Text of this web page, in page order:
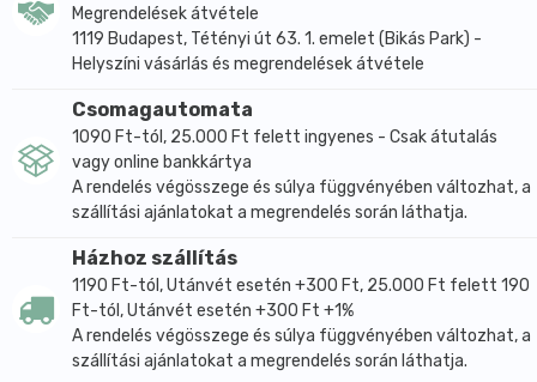
Megrendelések átvétele
1119 Budapest, Tétényi út 63. 1. emelet (Bikás Park) -
Helyszíni vásárlás és megrendelések átvétele
Csomagautomata
1090 Ft-tól, 25.000 Ft felett ingyenes - Csak átutalás
vagy online bankkártya
A rendelés végösszege és súlya függvényében változhat, a
szállítási ajánlatokat a megrendelés során láthatja.
Házhoz szállítás
1190 Ft-tól, Utánvét esetén +300 Ft, 25.000 Ft felett 190
Ft-tól, Utánvét esetén +300 Ft +1%
A rendelés végösszege és súlya függvényében változhat, a
szállítási ajánlatokat a megrendelés során láthatja.